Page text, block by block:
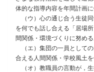
体的な指導内容を年間計画に
（ウ）心の通じ合う生徒
を何でも話し合える「居場
間関係・環境づくりに努める
（エ）集団の一員として
合える人間関係・学校風土を
（オ）教職員の言動が，